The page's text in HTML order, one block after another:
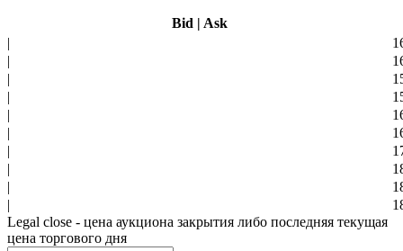
Bid | Ask
|
|
|
|
|
|
|
|
|
|
Legal close - цена аукциона закрытия либо последняя текущая
цена торгового дня